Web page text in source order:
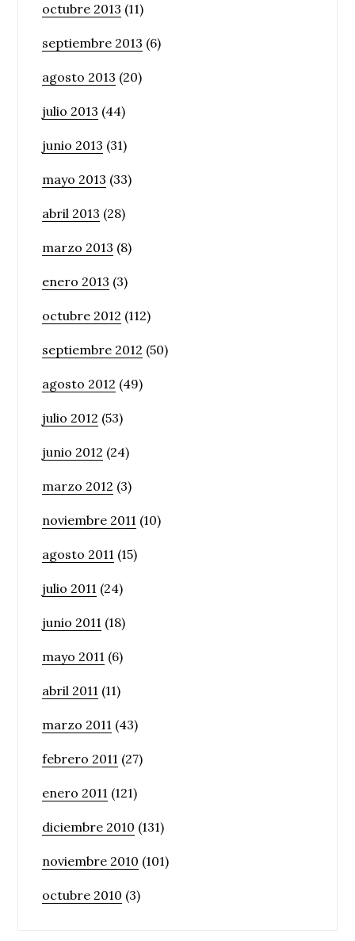
octubre 2013 (11)
septiembre 2013 (6)
agosto 2013 (20)
julio 2013 (44)
junio 2013 (31)
mayo 2013 (33)
abril 2013 (28)
marzo 2013 (8)
enero 2013 (3)
octubre 2012 (112)
septiembre 2012 (50)
agosto 2012 (49)
julio 2012 (53)
junio 2012 (24)
marzo 2012 (3)
noviembre 2011 (10)
agosto 2011 (15)
julio 2011 (24)
junio 2011 (18)
mayo 2011 (6)
abril 2011 (11)
marzo 2011 (43)
febrero 2011 (27)
enero 2011 (121)
diciembre 2010 (131)
noviembre 2010 (101)
octubre 2010 (3)